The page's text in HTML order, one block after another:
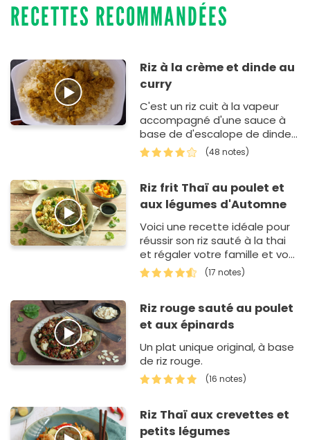
RECETTES RECOMMANDÉES
Riz à la crème et dinde au
curry
C'est un riz cuit à la vapeur
accompagné d'une sauce à
base de d'escalope de dinde
coupé en petit dés, cuit au
curry et rehaussé par de la
(48 notes)
Riz frit Thaï au poulet et
aux légumes d'Automne
Voici une recette idéale pour
réussir son riz sauté à la thai
et régaler votre famille et vos
convives.
(17 notes)
Riz rouge sauté au poulet
et aux épinards
Un plat unique original, à base
de riz rouge.
(16 notes)
Riz Thaï aux crevettes et
petits légumes